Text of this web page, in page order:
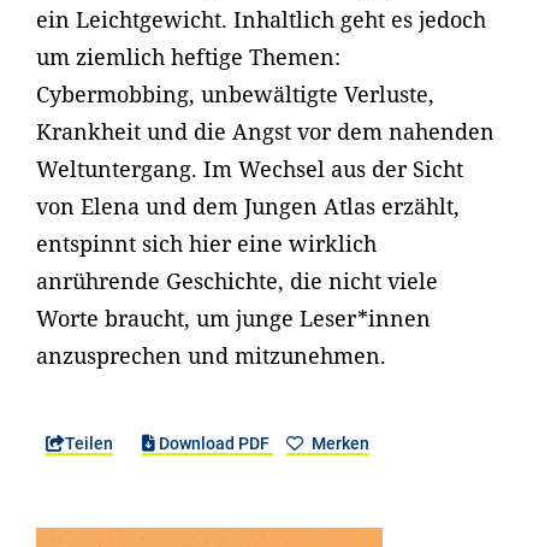
ein Leichtgewicht. Inhaltlich geht es jedoch
um ziemlich heftige Themen:
Cybermobbing, unbewältigte Verluste,
Krankheit und die Angst vor dem nahenden
Weltuntergang. Im Wechsel aus der Sicht
von Elena und dem Jungen Atlas erzählt,
entspinnt sich hier eine wirklich
anrührende Geschichte, die nicht viele
Worte braucht, um junge Leser*innen
anzusprechen und mitzunehmen.
Teilen Download PDF Merken